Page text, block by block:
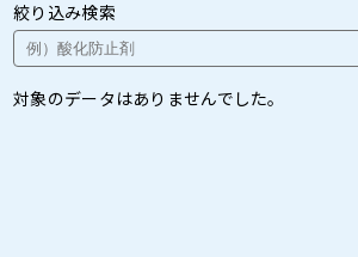
絞り込み検索
対象のデータはありませんでした。